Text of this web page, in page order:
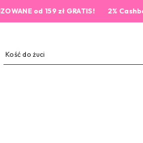
od 159 zł GRATIS! 2% Cashback